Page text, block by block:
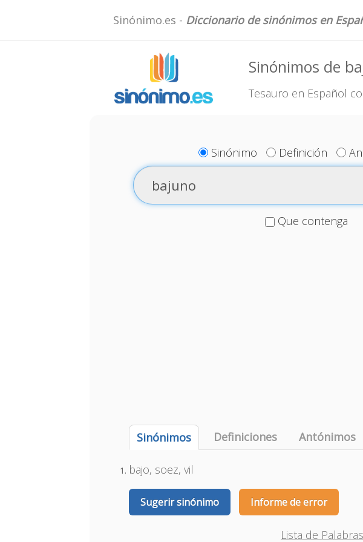
Sinónimo.es - Diccionario de sinónimos en
Sinónimos de
Tesauro en Español
Sinónimo Definición
Que contenga
Sinónimos Definiciones Antónimos
bajo, soez, vil
Sugerir sinónimo Informe de error
Lista de Palabras